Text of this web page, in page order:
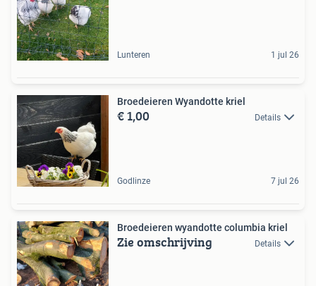
Lunteren 1 jul 26
Broedeieren Wyandotte kriel
€ 1,00 Details
Godlinze 7 jul 26
Broedeieren wyandotte columbia kriel
Zie omschrijving Details